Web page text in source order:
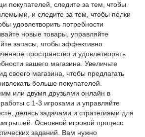
покупателей, следите за тем, чтобы
и следите за тем, чтобы полки
удовлетворить потребности
новые товары, управляйте
запасы, чтобы эффективно
пространство и удовлетворять
вашего магазина. Увеличьте
своего магазина, чтобы предлагать
больше покупателей.
или двумя друзьями онлайн в
с 1-3 игроками и управляйте
делясь задачами и стратегиями для
Основной игровой процесс
заданий. Вам нужно